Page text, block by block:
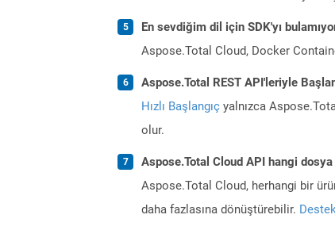
En sevdiğim dil için SDK'yı
Aspose.Total Cloud, Docker
Aspose.Total REST API'leriyle
Hızlı Başlangıç yalnızca
olur.
Aspose.Total Cloud API hangi
Aspose.Total Cloud, herhangi bir
daha fazlasına dönüştürebilir.